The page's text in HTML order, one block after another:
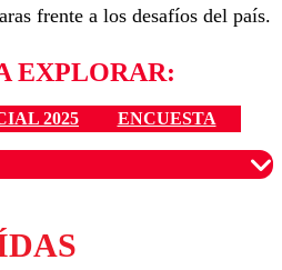
frente a los desafíos del país.
EXPLORAR:
2025 ENCUESTA
para garantizar un
respetuoso.